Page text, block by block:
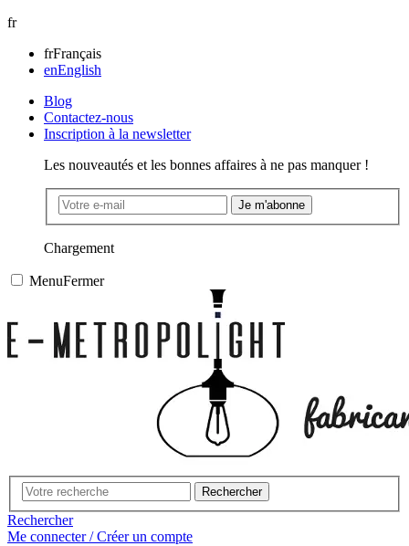
fr
frFrançais
enEnglish
Blog
Contactez-nous
Inscription à la newsletter
Les nouveautés et les bonnes affaires à ne pas manquer !
Je m'abonne
Chargement
MenuFermer
Rechercher
Rechercher
Me connecter / Créer un compte